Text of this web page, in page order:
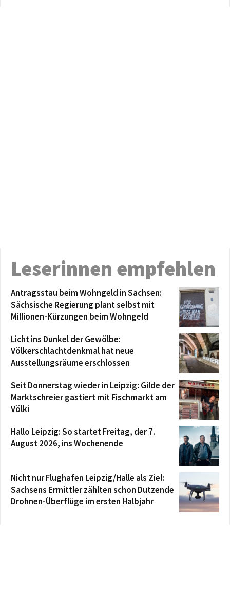
Leserinnen empfehlen
Antragsstau beim Wohngeld in Sachsen:
Sächsische Regierung plant selbst mit
Millionen-Kürzungen beim Wohngeld
Licht ins Dunkel der Gewölbe:
Völkerschlachtdenkmal hat neue
Ausstellungsräume erschlossen
Seit Donnerstag wieder in Leipzig: Gilde der
Marktschreier gastiert mit Fischmarkt am
Völki
Hallo Leipzig: So startet Freitag, der 7.
August 2026, ins Wochenende
Nicht nur Flughafen Leipzig/Halle als Ziel:
Sachsens Ermittler zählten schon Dutzende
Drohnen-Überflüge im ersten Halbjahr